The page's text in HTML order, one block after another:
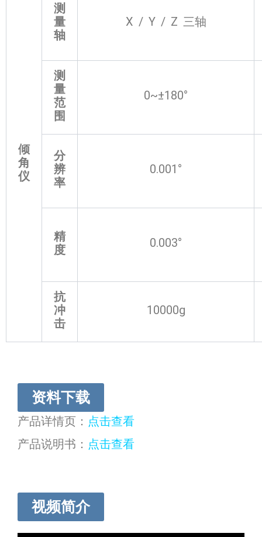
倾
角
仪
测
量
轴
X / Y / Z 三轴
测
量
范
围
0~±180°
分
辨
率
0.001°
精
度
0.003°
抗
冲
击
10000g
资料下载
产品详情页： 点击查看
产品说明书： 点击查看
视频简介